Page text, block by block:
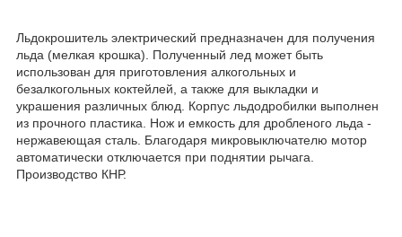
Льдокрошитель электрический предназначен для получения
льда (мелкая крошка). Полученный лед может быть
использован для приготовления алкогольных и
безалкогольных коктейлей, а также для выкладки и
украшения различных блюд. Корпус льдодробилки выполнен
из прочного пластика. Нож и емкость для дробленого льда -
нержавеющая сталь. Благодаря микровыключателю мотор
автоматически отключается при поднятии рычага.
Производство КНР.